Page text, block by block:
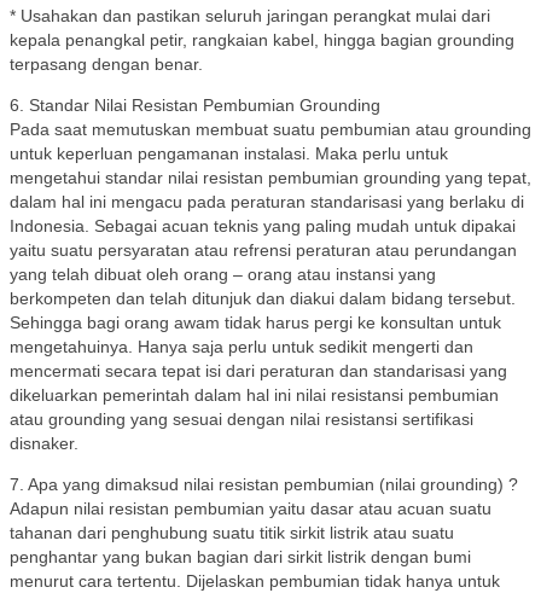
* Usahakan dan pastikan seluruh jaringan perangkat mulai dari
kepala penangkal petir, rangkaian kabel, hingga bagian grounding
terpasang dengan benar.
6. Standar Nilai Resistan Pembumian Grounding
Pada saat memutuskan membuat suatu pembumian atau grounding
untuk keperluan pengamanan instalasi. Maka perlu untuk
mengetahui standar nilai resistan pembumian grounding yang tepat,
dalam hal ini mengacu pada peraturan standarisasi yang berlaku di
Indonesia. Sebagai acuan teknis yang paling mudah untuk dipakai
yaitu suatu persyaratan atau refrensi peraturan atau perundangan
yang telah dibuat oleh orang – orang atau instansi yang
berkompeten dan telah ditunjuk dan diakui dalam bidang tersebut.
Sehingga bagi orang awam tidak harus pergi ke konsultan untuk
mengetahuinya. Hanya saja perlu untuk sedikit mengerti dan
mencermati secara tepat isi dari peraturan dan standarisasi yang
dikeluarkan pemerintah dalam hal ini nilai resistansi pembumian
atau grounding yang sesuai dengan nilai resistansi sertifikasi
disnaker.
7. Apa yang dimaksud nilai resistan pembumian (nilai grounding) ?
Adapun nilai resistan pembumian yaitu dasar atau acuan suatu
tahanan dari penghubung suatu titik sirkit listrik atau suatu
penghantar yang bukan bagian dari sirkit listrik dengan bumi
menurut cara tertentu. Dijelaskan pembumian tidak hanya untuk